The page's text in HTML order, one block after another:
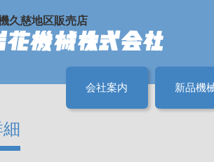
久慈地区販売店
会社案内 新品機